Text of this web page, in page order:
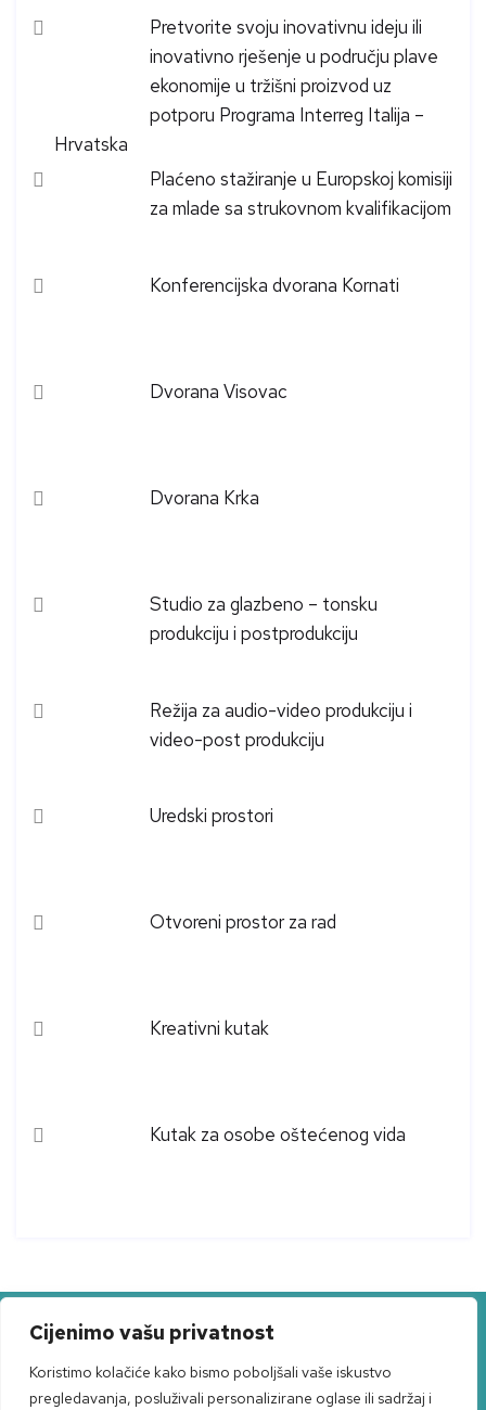
Cijenimo vašu privatnost
Koristimo kolačiće kako bismo poboljšali vaše iskustvo
pregledavanja, posluživali personalizirane oglase ili sadržaj i
Pretvorite svoju inovativnu ideju ili
inovativno rješenje u području plave
ekonomije u tržišni proizvod uz
potporu Programa Interreg Italija –
Hrvatska
Plaćeno stažiranje u Europskoj komisiji
za mlade sa strukovnom kvalifikacijom
Konferencijska dvorana Kornati
Dvorana Visovac
Dvorana Krka
Studio za glazbeno – tonsku
produkciju i postprodukciju
Režija za audio-video produkciju i
video-post produkciju
Uredski prostori
Otvoreni prostor za rad
Kreativni kutak
Kutak za osobe oštećenog vida
info@rra-abc.com